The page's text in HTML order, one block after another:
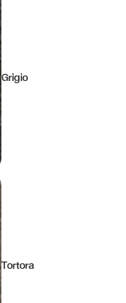
Grigio
Tortora